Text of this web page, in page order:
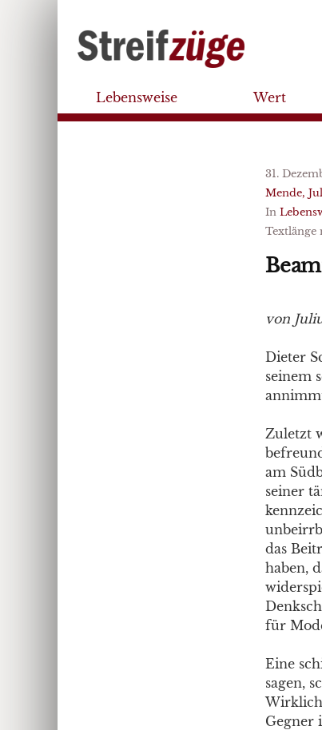
Lebensweise Wert
31.
Mende,
In
Textlänge
von
Dieter
seinem
Zuletzt
am
seiner
das
haben,
für
Eine
sagen,
Gegner